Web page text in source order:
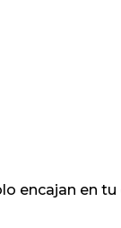
encajan en